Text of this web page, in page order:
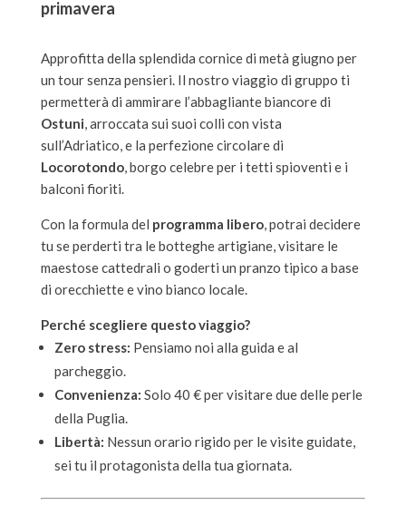
primavera
Approfitta della splendida cornice di metà giugno per
un tour senza pensieri. Il nostro viaggio di gruppo ti
permetterà di ammirare l’abbagliante biancore di
Ostuni, arroccata sui suoi colli con vista
sull’Adriatico, e la perfezione circolare di
Locorotondo, borgo celebre per i tetti spioventi e i
balconi fioriti.
Con la formula del programma libero, potrai decidere
tu se perderti tra le botteghe artigiane, visitare le
maestose cattedrali o goderti un pranzo tipico a base
di orecchiette e vino bianco locale.
Perché scegliere questo viaggio?
Zero stress: Pensiamo noi alla guida e al
parcheggio.
Convenienza: Solo 40 € per visitare due delle perle
della Puglia.
Libertà: Nessun orario rigido per le visite guidate,
sei tu il protagonista della tua giornata.